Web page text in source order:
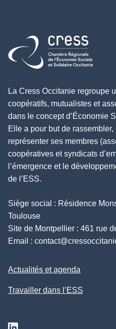
Retour à l'accueil
La Cress Occitanie regroupe
coopératifs, mutualistes et
dans le concept d’Économie
Elle a pour but de
représenter ses membres
coopératives et syndicats
l’émergence et le
de l’ESS.
Siège social : Résidence
Toulouse
Site de Montpellier : 461 rue
Email :
Actualités et agenda
Travailler dans l’ESS